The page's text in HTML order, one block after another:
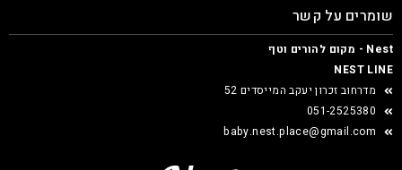
שומרים על קשר
Nest - מקום להורים וטף
NEST LINE
מדרחוב זכרון יעקב המייסדים 52
051-2525380
baby.nest.place@gmail.com